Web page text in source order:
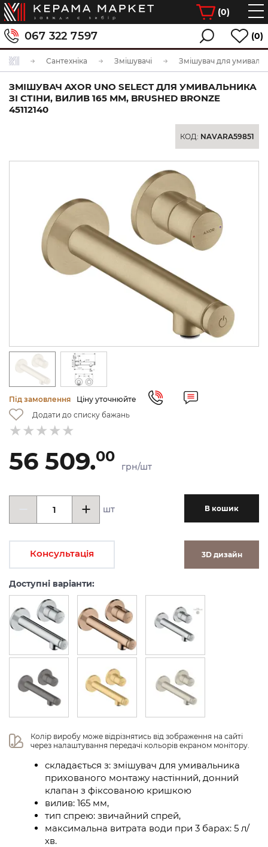
(0)
067 322 7597 (0)
Сантехніка Змішувачі Змішувач для
ЗМІШУВАЧ AXOR UNO SELECT ДЛЯ УМИВАЛЬНИКА
ЗІ СТІНИ, ВИЛИВ 165 ММ, BRUSHED BRONZE
45112140
КОД: NAVARA59851
Під замовлення
Ціну уточнюйте
Додати до списку бажань
56 509.00
грн/шт
шт В кошик
Консультація 3D дизайн
Доступні варіанти:
Колір виробу може відрізнятись від зображення на сайті
через налаштування передачі кольорів екраном монітору.
складається з: змішувач для умивальника
прихованого монтажу настінний, донний
клапан з фіксованою кришкою
вилив: 165 мм,
тип спрею: звичайний спрей,
максимальна витрата води при 3 барах: 5 л/
хв.